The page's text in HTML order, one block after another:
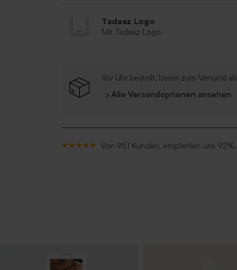
Tadaaz Logo
Mit Tadaaz Logo
Vor Uhr bestellt, bereit zum Versand ab
› Alle Versandoptionen ansehen
Von 951 Kunden, empfehlen uns 92%.